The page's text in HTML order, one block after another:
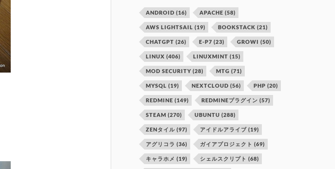
ANDROID (16) APACHE (58)
AWS LIGHTSAIL (19) BOOKSTACK (21)
CHATGPT (26) E-P7 (23) GROWI (50)
LINUX (406) LINUXMINT (15)
MOD SECURITY (28) MTG (71)
MYSQL (19) NEXTCLOUD (56) PHP (20)
REDMINE (149) REDMINEプラグイン (57)
STEAM (270) UBUNTU (288)
ZENタイル (97) アイドルアライブ (19)
アグリコラ (36) ガイアプロジェクト (69)
キャラホメ (19) シェルスクリプト (68)